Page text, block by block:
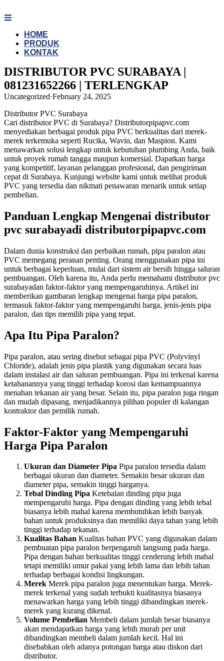
to
HOME
PRODUK
KONTAK
DISTRIBUTOR PVC SURABAYA |
081231652266 | TERLENGKAP
Uncategorized·February 24, 2025
Distributor PVC Surabaya
Cari distributor PVC di Surabaya? Distributorpipapvc.com
menyediakan berbagai produk pipa PVC berkualitas dari merek-
merek terkemuka seperti Rucika, Wavin, dan Maspion. Kami
menawarkan solusi lengkap untuk kebutuhan plumbing Anda, baik
untuk proyek rumah tangga maupun komersial. Dapatkan harga
yang kompetitif, layanan pelanggan profesional, dan pengiriman
cepat di Surabaya. Kunjungi website kami untuk melihat produk
PVC yang tersedia dan nikmati penawaran menarik untuk setiap
pembelian.
Panduan Lengkap Mengenai distributor
pvc surabayadi distributorpipapvc.com
Dalam dunia konstruksi dan perbaikan rumah, pipa paralon atau
PVC memegang peranan penting. Orang menggunakan pipa ini
untuk berbagai keperluan, mulai dari sistem air bersih hingga saluran
pembuangan. Oleh karena itu, Anda perlu memahami distributor pvc
surabayadan faktor-faktor yang mempengaruhinya. Artikel ini
memberikan gambaran lengkap mengenai harga pipa paralon,
termasuk faktor-faktor yang mempengaruhi harga, jenis-jenis pipa
paralon, dan tips memilih pipa yang tepat.
Apa Itu Pipa Paralon?
Pipa paralon, atau sering disebut sebagai pipa PVC (Polyvinyl
Chloride), adalah jenis pipa plastik yang digunakan secara luas
dalam instalasi air dan saluran pembuangan. Pipa ini terkenal karena
ketahanannya yang tinggi terhadap korosi dan kemampuannya
menahan tekanan air yang besar. Selain itu, pipa paralon juga ringan
dan mudah dipasang, menjadikannya pilihan populer di kalangan
kontraktor dan pemilik rumah.
Faktor-Faktor yang Mempengaruhi
Harga Pipa Paralon
Ukuran dan Diameter Pipa Pipa paralon tersedia dalam
berbagai ukuran dan diameter. Semakin besar ukuran dan
diameter pipa, semakin tinggi harganya.
Tebal Dinding Pipa Ketebalan dinding pipa juga
mempengaruhi harga. Pipa dengan dinding yang lebih tebal
biasanya lebih mahal karena membutuhkan lebih banyak
bahan untuk produksinya dan memiliki daya tahan yang lebih
tinggi terhadap tekanan.
Kualitas Bahan Kualitas bahan PVC yang digunakan dalam
pembuatan pipa paralon berpengaruh langsung pada harga.
Pipa dengan bahan berkualitas tinggi cenderung lebih mahal
tetapi memiliki umur pakai yang lebih lama dan lebih tahan
terhadap berbagai kondisi lingkungan.
Merek Merek pipa paralon juga menentukan harga. Merek-
merek terkenal yang sudah terbukti kualitasnya biasanya
menawarkan harga yang lebih tinggi dibandingkan merek-
merek yang kurang dikenal.
Volume Pembelian Membeli dalam jumlah besar biasanya
akan mendapatkan harga yang lebih murah per unit
dibandingkan membeli dalam jumlah kecil. Hal ini
disebabkan oleh adanya potongan harga atau diskon dari
distributor.